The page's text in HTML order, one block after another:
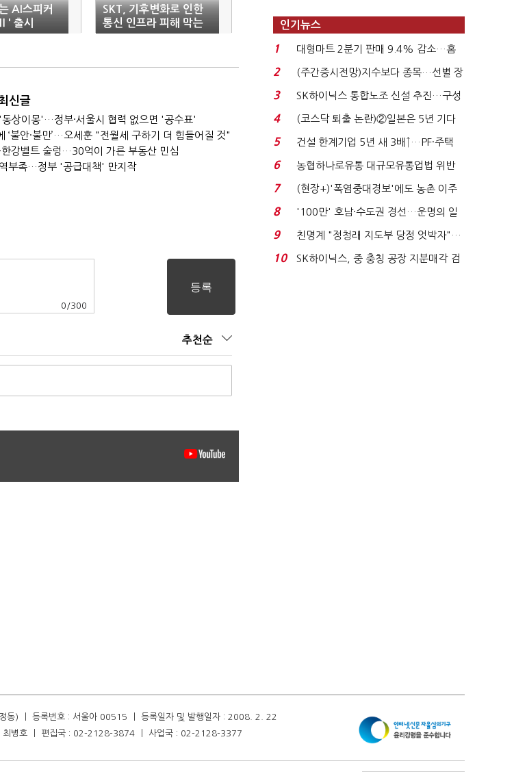
AI스피커
출시
SKT, 기후변화로 인한
통신 인프라 피해 막는
다
신글
상이몽'…정부·서울시 협력 없으면 '공수표'
‘불안·불만’…오세훈 "전월세 구하기 더 힘들어질 것"
한강벨트 술렁…30억이 가른 부동산 민심
부족…정부 '공급대책' 만지작
0 /300
추천순
인기뉴스
1
대형마트 2분기 판매 9.4% 감소…홈
플러스 사태 여파...
2
(주간증시전망)지수보다 종목…선별 장
세 이어진다...
3
SK하이닉스 통합노조 신설 추진…구성
원 간 성과급 불...
4
(코스닥 퇴출 논란)②일본은 5년 기다
려주는데 우리는 ...
5
건설 한계기업 5년 새 3배↑…PF·주택
침체에 재무 ...
6
농협하나로유통 대규모유통업법 위반
적발…공정위, 과...
7
(현장+)'폭염중대경보'에도 농촌 이주
노동자는 강행군…'야...
8
'100만' 호남·수도권 경선…운명의 일
주일
9
친명계 "정청래 지도부 당정 엇박자"…
친청계 "신천지 오...
10
SK하이닉스, 중 충칭 공장 지분매각 검
동) ㅣ 등록번호 : 서울아 00515 ㅣ 등록일자 및 발행일자 : 2008. 2. 22
: 최병호 ㅣ 편집국 : 02-2128-3874 ㅣ 사업국 : 02-2128-3377